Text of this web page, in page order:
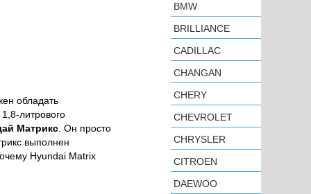
обладать
литрового
Матрикс . Он просто
выполнен
Hyundai Matrix
BMW
BRILLIANCE
CADILLAC
CHANGAN
CHERY
CHEVROLET
CHRYSLER
CITROEN
DAEWOO